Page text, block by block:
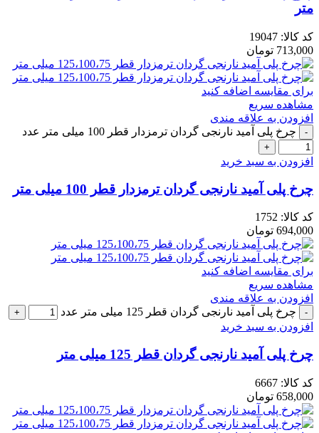
متر
کد کالا: 19047
713,000 تومان
برای مقایسه اضافه کنید
مشاهده سریع
افزودن به علاقه مندی
چرخ پلی آمید نارنجی گردان ترمزدار قطر 100 میلی متر عدد
افزودن به سبد خرید
چرخ پلی آمید نارنجی گردان ترمزدار قطر 100 میلی متر
کد کالا: 1752
694,000 تومان
برای مقایسه اضافه کنید
مشاهده سریع
افزودن به علاقه مندی
چرخ پلی آمید نارنجی گردان قطر 125 میلی متر عدد
افزودن به سبد خرید
چرخ پلی آمید نارنجی گردان قطر 125 میلی متر
کد کالا: 6667
658,000 تومان